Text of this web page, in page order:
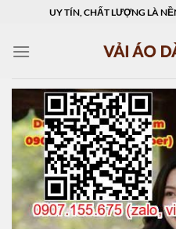
content
UY TÍN, CHẤT LƯỢNG LÀ